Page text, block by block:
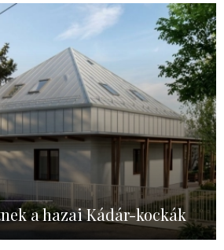
a hazai Kádár-kockák